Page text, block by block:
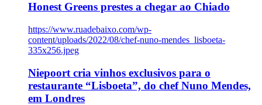
Honest Greens prestes a chegar ao Chiado
https://www.ruadebaixo.com/wp-
content/uploads/2022/08/chef-nuno-mendes_lisboeta-
335x256.jpeg
Niepoort cria vinhos exclusivos para o
restaurante “Lisboeta”, do chef Nuno Mendes,
em Londres